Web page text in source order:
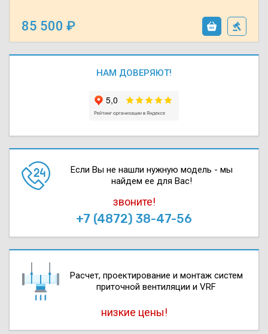
85 500
НАМ ДОВЕРЯЮТ!
Если Вы не нашли нужную модель - мы
найдем ее для Вас!
звоните!
+7 (4872) 38-47-56
Расчет, проектирова­ние и монтаж систем
приточной вентиляции и VRF
низкие цены!